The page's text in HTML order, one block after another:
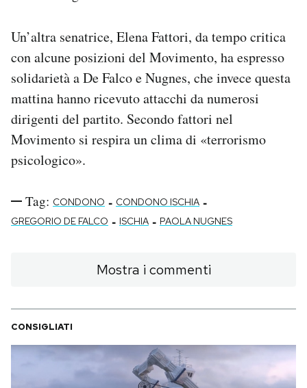
Un’altra senatrice, Elena Fattori, da tempo critica
con alcune posizioni del Movimento, ha espresso
solidarietà a De Falco e Nugnes, che invece questa
mattina hanno ricevuto attacchi da numerosi
dirigenti del partito. Secondo fattori nel
Movimento si respira un clima di «terrorismo
psicologico».
Tag: CONDONO - CONDONO ISCHIA -
GREGORIO DE FALCO - ISCHIA - PAOLA NUGNES
Mostra i commenti
CONSIGLIATI